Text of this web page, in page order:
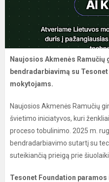
Naujosios Akmenės Ramučių
bendradarbiavimą su
mokytojams.
Naujosios Akmenės Ramučių
švietimo iniciatyvos, kuri
proceso tobulinimo. 2025 m.
bendradarbiavimo sutartį su
suteikiančią prieigą prie
Tesonet Foundation paramos